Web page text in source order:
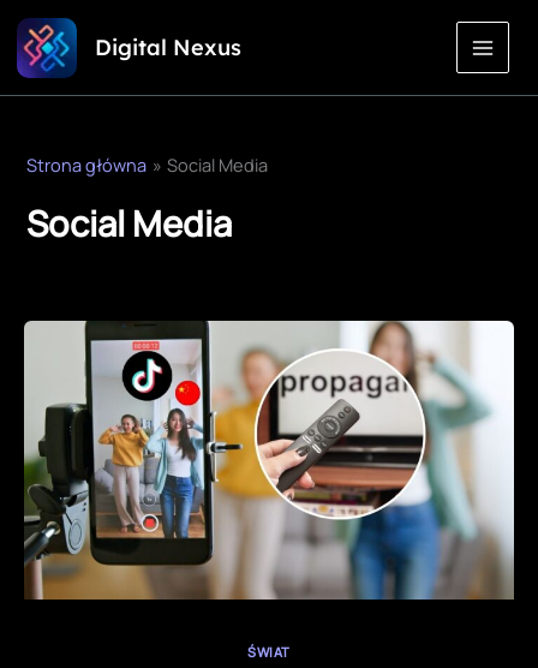
Przejdź
do
treści
Digital Nexus
Strona główna Social Media
Social Media
ŚWIAT